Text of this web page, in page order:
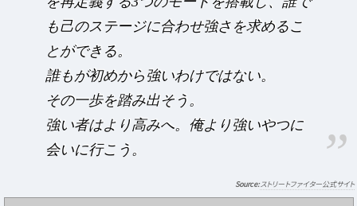
も己のステージに合わせ強さを求めるこ
とができる。
誰もが初めから強いわけではない。
その一歩を踏み出そう。
強い者はより高みへ。俺より強いやつに
会いに行こう。
ストリートファイター公式サイト